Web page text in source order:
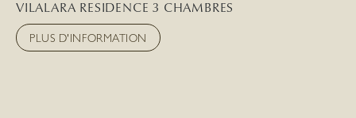
VILALARA RESIDENCE 3 CHAMBRES
PLUS D'INFORMATION